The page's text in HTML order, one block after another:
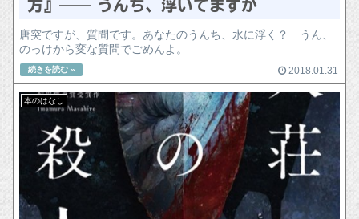
方』── うんち、浮いてますか
唐突ですが、質問です。あなたのうんち、水に浮く？ うん、
のっけから変な質問でごめんよ。
2018.01.31
本のはなし